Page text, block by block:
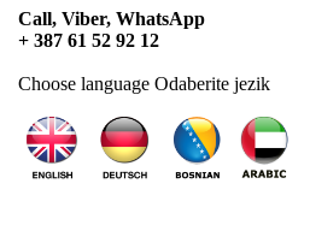
Call, Viber, WhatsApp
+ 387 61 52 92 12
Choose language Odaberite jezik